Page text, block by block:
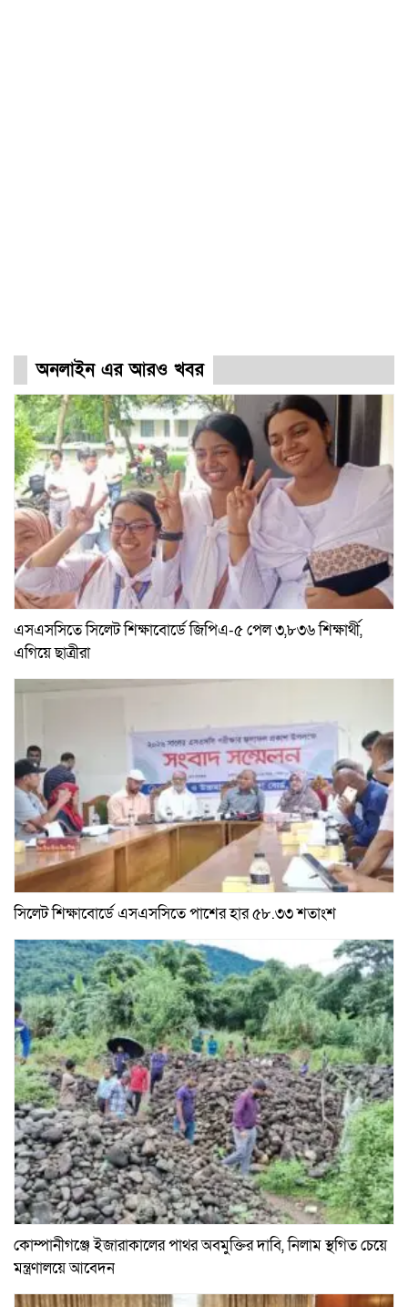
অনলাইন এর আরও খবর
এসএসসিতে সিলেট শিক্ষাবোর্ডে জিপিএ-৫ পেল ৩,৮৩৬ শিক্ষার্থী,
এগিয়ে ছাত্রীরা
সিলেট শিক্ষাবোর্ডে এসএসসিতে পাশের হার ৫৮.৩৩ শতাংশ
কোম্পানীগঞ্জে ইজারাকালের পাথর অবমুক্তির দাবি, নিলাম স্থগিত চেয়ে
মন্ত্রণালয়ে আবেদন